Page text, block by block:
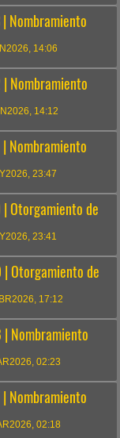
| Nombramiento
14:06
| Nombramiento
14:12
| Nombramiento
23:47
| Otorgamiento de
23:41
| Otorgamiento de
17:12
| Nombramiento
02:23
| Nombramiento
02:18